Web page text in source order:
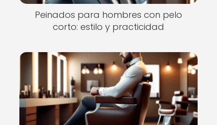
Peinados para hombres con pelo
corto: estilo y practicidad